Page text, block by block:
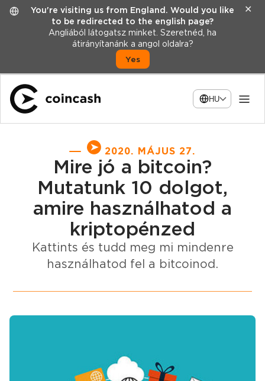
You're visiting us from England. Would you like
to be redirected to the english page?
Angliából látogatsz minket. Szeretnéd, ha
átirányítanánk a angol oldalra?
Yes
✕
HU
2020. MÁJUS 27.
Mire jó a bitcoin?
Mutatunk 10 dolgot,
amire használhatod a
kriptopénzed
Kattints és tudd meg mi mindenre
használhatod fel a bitcoinod.